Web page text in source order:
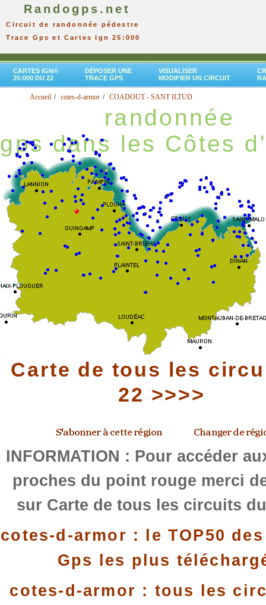
Randogps.net
Circuit de randonnée pédestre
Trace Gps et Cartes Ign 25:000
CARTES IGN®
25:000 DU 22
DÉPOSER UNE
TRACE GPS
VISUALISER
MODIFIER UN CIRCUIT
Accueil cotes-d-armor COADOUT - SANT ILTUD
randonnée
gps dans les Côtes
Carte de tous les
22 >>>>
INFORMATION : Pour accéder
proches du point rouge merci
sur Carte de tous les circuits
cotes-d-armor : le TOP50
Gps les plus
cotes-d-armor : tous les